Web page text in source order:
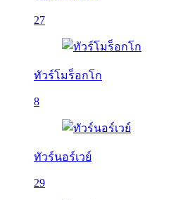
27
ทัวร์โมร็อกโก
8
ทัวร์นอร์เวย์
29